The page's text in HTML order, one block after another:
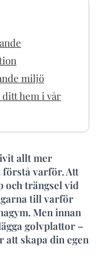
miljö
hem i vår
allt mer
varför. Att
och trängsel vid
till varför
Men innan
golvplattor –
skapa din egen